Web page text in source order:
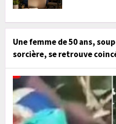
Une femme de 50 ans,
sorcière, se retrouve